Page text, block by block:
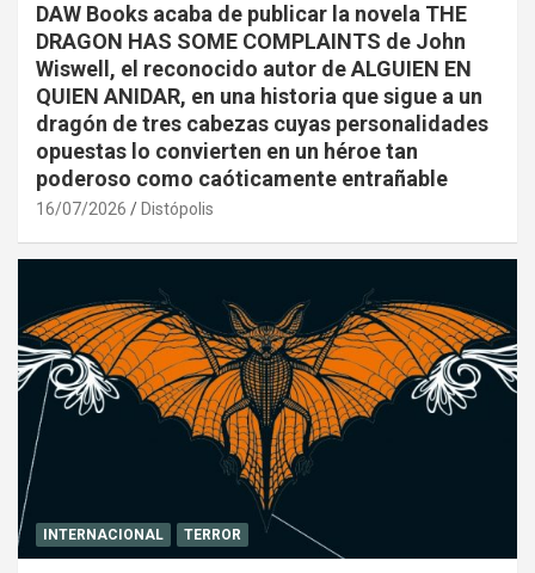
DAW Books acaba de publicar la novela THE
DRAGON HAS SOME COMPLAINTS de John
Wiswell, el reconocido autor de ALGUIEN EN
QUIEN ANIDAR, en una historia que sigue a un
dragón de tres cabezas cuyas personalidades
opuestas lo convierten en un héroe tan
poderoso como caóticamente entrañable
16/07/2026 Distópolis
INTERNACIONAL TERROR